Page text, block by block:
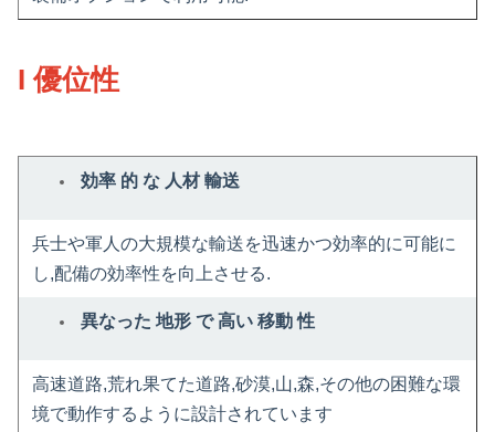
I 優位性
効率 的 な 人材 輸送
兵士や軍人の大規模な輸送を迅速かつ効率的に可能に
し,配備の効率性を向上させる.
異なった 地形 で 高い 移動 性
高速道路,荒れ果てた道路,砂漠,山,森,その他の困難な環
境で動作するように設計されています